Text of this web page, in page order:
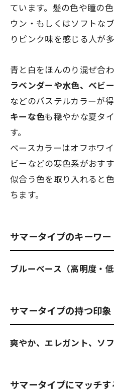
ています。髪の色や瞳の
ウン・もしくはソフトな
りピンク味を感じる人が
青と白をほんのり混ぜ合
ラベンダーや水色、ベビ
などのパステルカラーが
キーな色も穏やかな夏タ
す。
ベースカラーはオフホワ
ビーなどの寒色系がおすす
似合う色を取り入れると
ちます。
サマータイプのキーワー
ブルーベース（高明度・低
サマータイプの持つ印象
爽やか、エレガント、ソ
サマータイプにマッチ